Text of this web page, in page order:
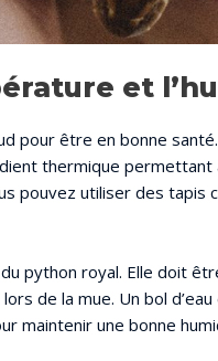
et
pour être en bonne
thermique
pouvez utiliser des tapis
python royal. Elle doit
de la mue. Un bol
maintenir une bonne